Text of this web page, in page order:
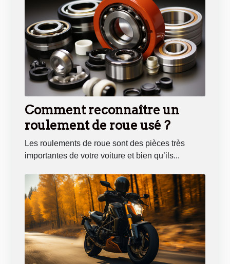
Comment reconnaître un
roulement de roue usé ?
Les roulements de roue sont des pièces très
importantes de votre voiture et bien qu’ils...